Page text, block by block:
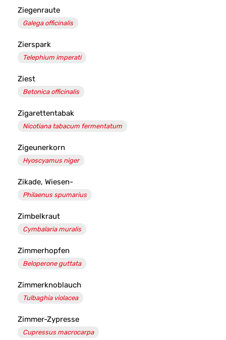
Ziegenraute
Galega officinalis
Zierspark
Telephium imperati
Ziest
Betonica officinalis
Zigarettentabak
Nicotiana tabacum fermentatum
Zigeunerkorn
Hyoscyamus niger
Zikade, Wiesen-
Philaenus spumarius
Zimbelkraut
Cymbalaria muralis
Zimmerhopfen
Beloperone guttata
Zimmerknoblauch
Tulbaghia violacea
Zimmer-Zypresse
Cupressus macrocarpa